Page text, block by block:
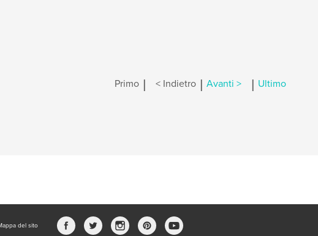
Primo | < Indietro | Avanti > | Ultimo
del sito